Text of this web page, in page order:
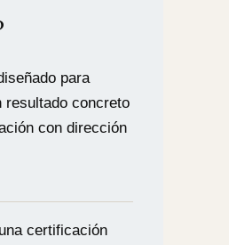
para
resultado concreto
con dirección
certificación